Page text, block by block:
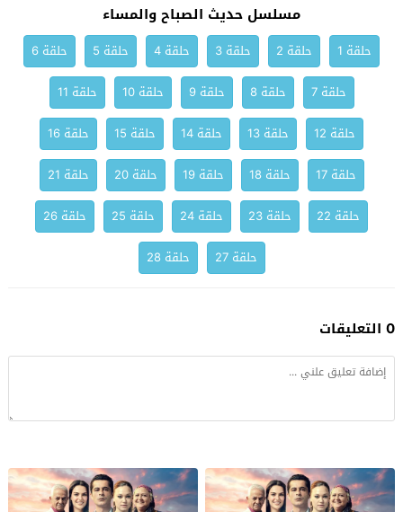
مسلسل حديث الصباح والمساء
حلقة 1 حلقة 2 حلقة 3 حلقة 4 حلقة 5
حلقة 6
حلقة 7
حلقة 8 حلقة 9 حلقة 10
حلقة 11
حلقة 12
حلقة 13 حلقة 14 حلقة 15
حلقة 16
حلقة 17
حلقة 18 حلقة 19 حلقة 20
حلقة 21
حلقة 22
حلقة 23 حلقة 24 حلقة 25
حلقة 26
حلقة 27
حلقة 28
0 التعليقات